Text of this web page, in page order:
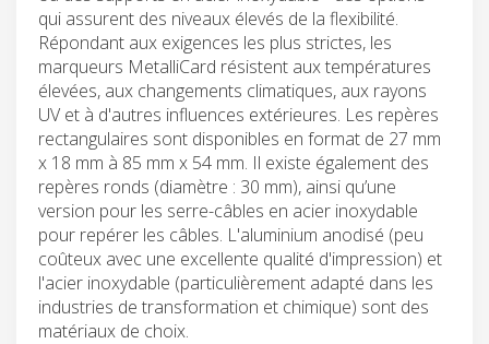
qui assurent des niveaux élevés de la flexibilité.
Répondant aux exigences les plus strictes, les
marqueurs MetalliCard résistent aux températures
élevées, aux changements climatiques, aux rayons
UV et à d'autres influences extérieures. Les repères
rectangulaires sont disponibles en format de 27 mm
x 18 mm à 85 mm x 54 mm. Il existe également des
repères ronds (diamètre : 30 mm), ainsi qu’une
version pour les serre-câbles en acier inoxydable
pour repérer les câbles. L'aluminium anodisé (peu
coûteux avec une excellente qualité d'impression) et
l'acier inoxydable (particulièrement adapté dans les
industries de transformation et chimique) sont des
matériaux de choix.